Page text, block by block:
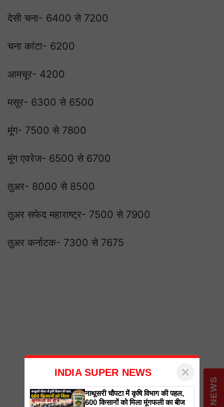
देसी चना- 6400 से 7200
चना कांटा- 6200
आमचूर- 4200
मसूर- 6300 से 6500
मूंग- 7500 से 7800
मूंग एवरेज- 6500 से 6700
तुअर- 8000 से 8500
तुअर सफेद महाराष्ट्र- 7500 से 7900
तुअर कर्नाटक- 7300 से 7675
INDIA SUPER NEWS ×
नाथूसरी चौपटा में कृषि विभाग की पहल,
600 किसानों को मिला मूंगफली का बीज